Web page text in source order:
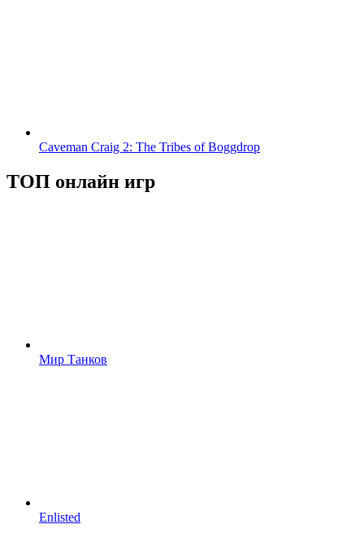
Caveman Craig 2: The Tribes of Boggdrop
ТОП онлайн игр
Мир Танков
Enlisted